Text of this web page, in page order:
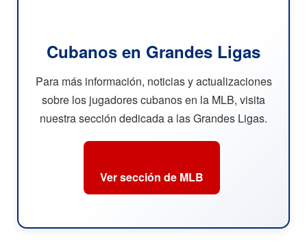
Cubanos en Grandes Ligas
Para más información, noticias y actualizaciones
sobre los jugadores cubanos en la MLB, visita
nuestra sección dedicada a las Grandes Ligas.
Ver sección de MLB